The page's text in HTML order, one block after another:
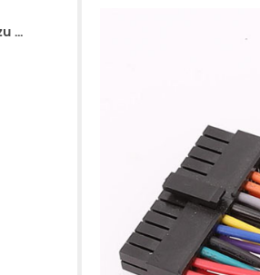
OEM ODM OBD2 zu db9 Kabel-Automobil-Diagnoseanschlusskabel